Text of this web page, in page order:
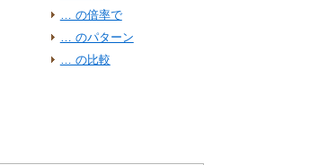
… の倍率で
… のパターン
… の比較